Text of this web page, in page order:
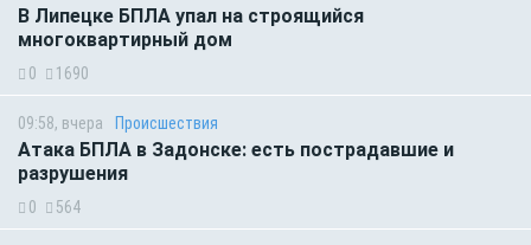
В Липецке БПЛА упал на строящийся
многоквартирный дом
0 1690
09:58, вчера Происшествия
Атака БПЛА в Задонске: есть пострадавшие и
разрушения
0 564